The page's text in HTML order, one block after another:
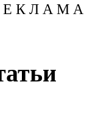
Е К Л А М А